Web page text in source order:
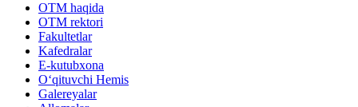
OTM haqida
OTM rektori
Fakultetlar
Kafedralar
E-kutubxona
O‘qituvchi Hemis
Galereyalar